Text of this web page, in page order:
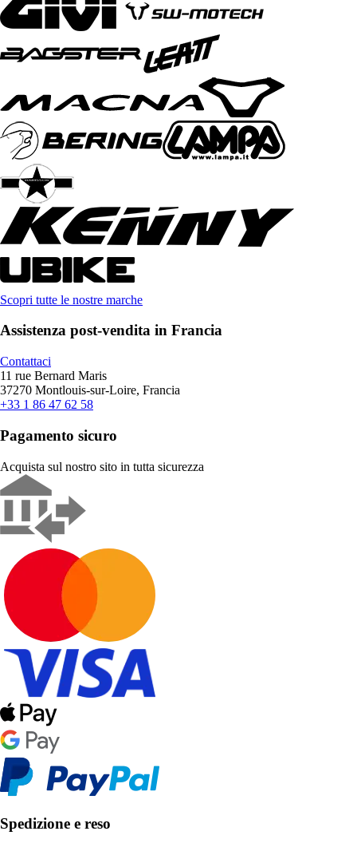
Scopri tutte le nostre marche
Assistenza post-vendita in Francia
Contattaci
11 rue Bernard Maris
37270 Montlouis-sur-Loire, Francia
+33 1 86 47 62 58
Pagamento sicuro
Acquista sul nostro sito in tutta sicurezza
Spedizione e reso